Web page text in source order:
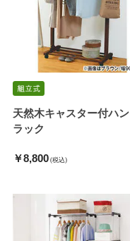
天然木キャスター付ハ
ラック
￥8,800 (税込)